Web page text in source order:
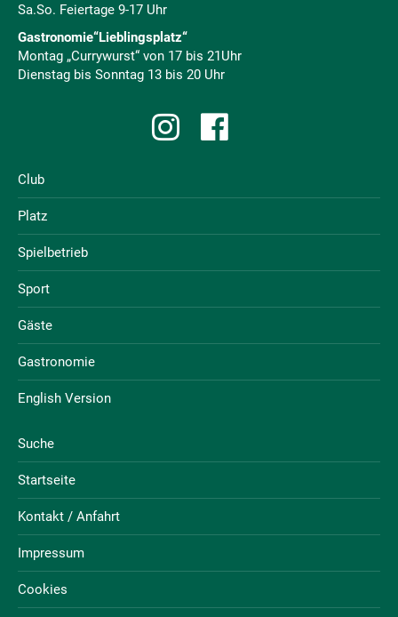
Sa.So. Feiertage 9-17 Uhr
Gastronomie“Lieblingsplatz“
Montag „Currywurst“ von 17 bis 21Uhr
Dienstag bis Sonntag 13 bis 20 Uhr
Club
Platz
Spielbetrieb
Sport
Gäste
Gastronomie
English Version
Suche
Startseite
Kontakt / Anfahrt
Impressum
Cookies